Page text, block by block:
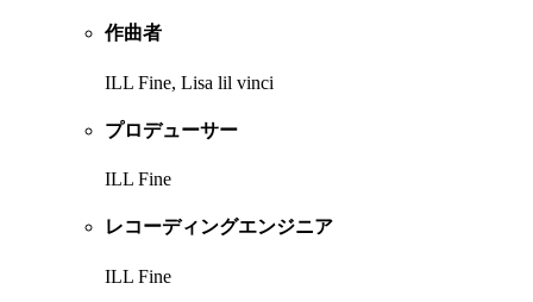
作曲者
ILL Fine, Lisa lil vinci
プロデューサー
ILL Fine
レコーディングエンジニア
ILL Fine